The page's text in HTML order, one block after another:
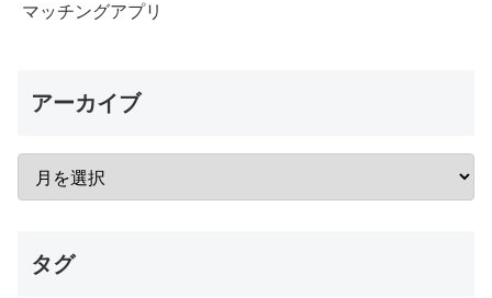
マッチングアプリ
アーカイブ
タグ